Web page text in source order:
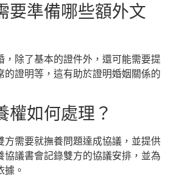
要準備哪些額外文
，除了基本的證件外，還可能需要提
的證明等，這有助於證明婚姻關係的
權如何處理？
方需要就撫養問題達成協議，並提供
協議書會記錄雙方的協議安排，並為
據。